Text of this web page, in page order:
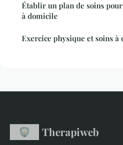
Établir un plan de soins
à domicile
Exercice physique et soins
Therapiweb